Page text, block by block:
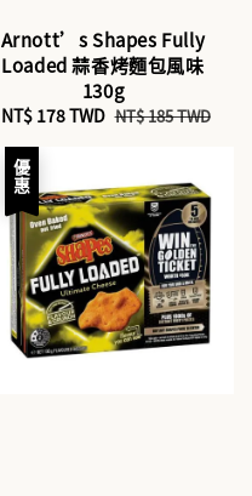
Arnott’s Shapes Fully
Loaded 蒜香烤麵包風味
130g
Sale
price
NT$ 178 TWD Regular
NT$ 185 TWD
優惠